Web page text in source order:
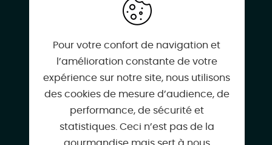
leserialcooker@gmail.com
Pour votre confort de navigation et
l’amélioration constante de votre
expérience sur notre site, nous utilisons
des cookies de mesure d’audience, de
performance, de sécurité et
statistiques. Ceci n’est pas de la
gourmandise mais sert à nous